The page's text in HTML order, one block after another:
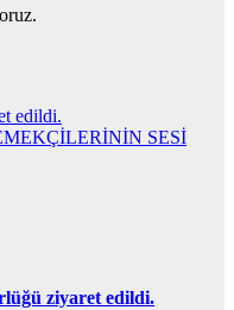
edildi.
SESİ
ziyaret edildi.